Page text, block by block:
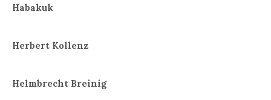
Habakuk
Herbert Kollenz
Helmbrecht Breinig